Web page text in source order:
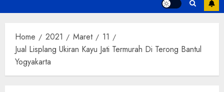
Home 2021 Maret
11
Jual Lisplang Ukiran Kayu Jati Termurah Di Terong Bantul
Yogyakarta